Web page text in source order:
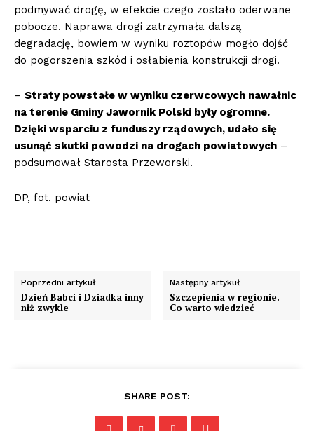
podmywać drogę, w efekcie czego zostało oderwane
pobocze. Naprawa drogi zatrzymała dalszą
degradację, bowiem w wyniku roztopów mogło dojść
do pogorszenia szkód i osłabienia konstrukcji drogi.
– Straty powstałe w wyniku czerwcowych nawałnic
na terenie Gminy Jawornik Polski były ogromne.
Dzięki wsparciu z funduszy rządowych, udało się
usunąć skutki powodzi na drogach powiatowych –
podsumował Starosta Przeworski.
DP, fot. powiat
Poprzedni artykuł
Dzień Babci i Dziadka inny
niż zwykle
Następny artykuł
Szczepienia w regionie.
Co warto wiedzieć
SHARE POST: